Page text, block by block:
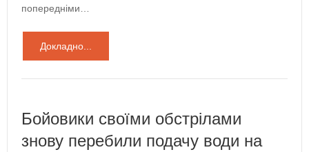
попередніми…
Докладно...
Бойовики своїми обстрілами
знову перебили подачу води на